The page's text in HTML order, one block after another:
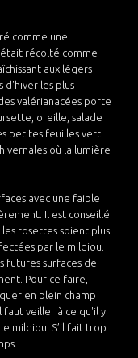
comme une
récolté comme
aux légers
d'hiver les plus
valérianacées porte
oreille, salade
petites feuilles vert
où la lumière
avec une faible
Il est conseillé
rosettes soient plus
par le mildiou.
futures surfaces de
Pour ce faire,
en plein champ
faut veiller à ce qu'il y
mildiou. S’il fait trop